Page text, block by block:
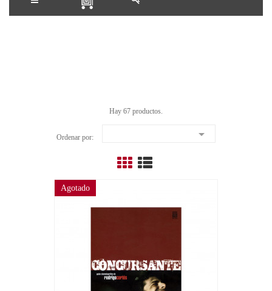
Hay 67 productos.
Ordenar por: 
Agotado